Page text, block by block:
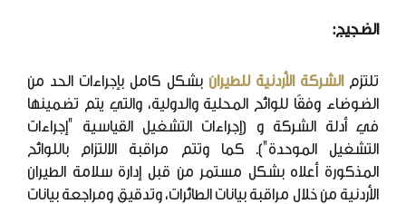
الضجيج:
تلتزمالشركة الأردنية للطيران بشكل كامل بإجراءات الحد من
الضوضاء وفقًا للوائح المحلية والدولية، والتي يتم تضمينها
في أدلة الشركة و (إجراءات التشغيل القياسية "إجراءات
التشغيل الموحدة"). كما وتتم مراقبة الالتزام باللوائح
المذكورة أعلاه بشكل مستمر من قبل إدارة سلامة الطيران
الأردنية من خلال مراقبة بيانات الطائرات، وتدقيق ومراجعة بيانات